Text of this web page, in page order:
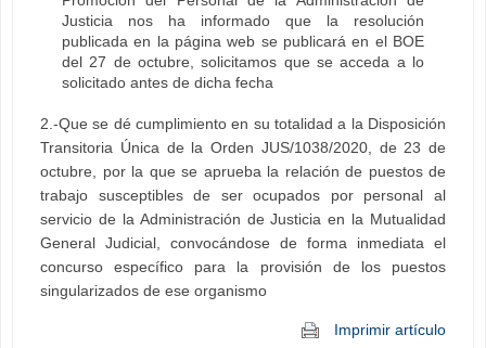
Justicia nos ha informado que la resolución
publicada en la página web se publicará en el BOE
del 27 de octubre, solicitamos que se acceda a lo
solicitado antes de dicha fecha
2.-Que se dé cumplimiento en su totalidad a la Disposición
Transitoria Única de la Orden JUS/1038/2020, de 23 de
octubre, por la que se aprueba la relación de puestos de
trabajo susceptibles de ser ocupados por personal al
servicio de la Administración de Justicia en la Mutualidad
General Judicial, convocándose de forma inmediata el
concurso específico para la provisión de los puestos
singularizados de ese organismo
Imprimir artículo